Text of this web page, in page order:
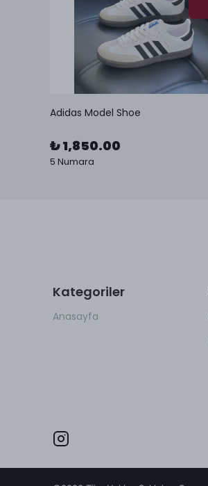
Adidas Model Shoe
₺ 1,850.00
5 Numara
Kategoriler
Anasayfa